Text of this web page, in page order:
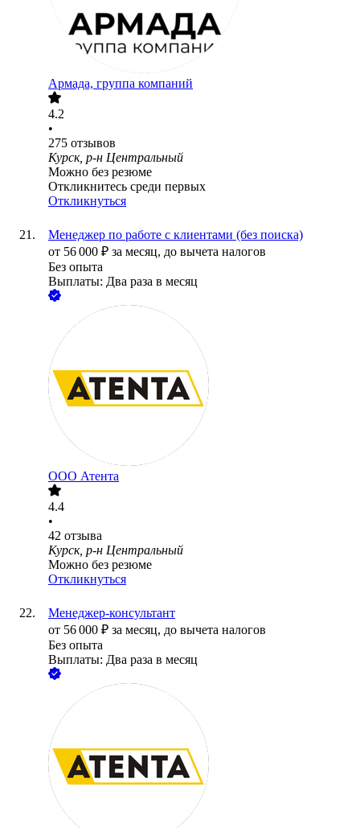
Армада, группа компаний
4.2
•
275 отзывов
Курск, р-н Центральный
Можно без резюме
Откликнитесь среди первых
Откликнуться
Менеджер по работе с клиентами (без поиска)
от 56 000 ₽ за месяц, до вычета налогов
Без опыта
Выплаты: Два раза в месяц
ООО Атента
4.4
•
42 отзыва
Курск, р-н Центральный
Можно без резюме
Откликнуться
Менеджер-консультант
от 56 000 ₽ за месяц, до вычета налогов
Без опыта
Выплаты: Два раза в месяц